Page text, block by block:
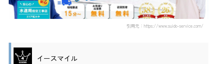
引用元：https://www.suido-service.com/
イースマイル